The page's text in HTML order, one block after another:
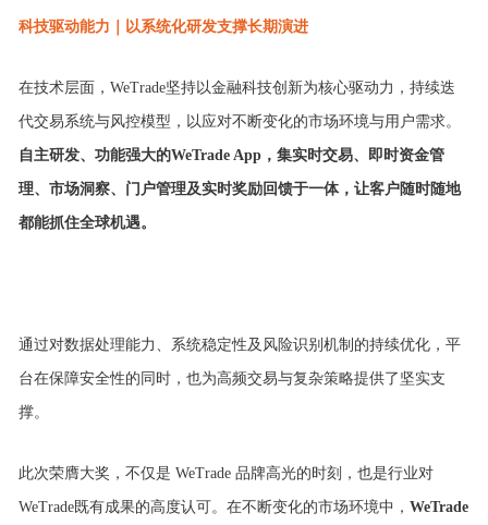
科技驱动能力｜ 以系统化研发支撑长期演进
在技术层面，WeTrade坚持以金融科技创新为核心驱动力，持续迭
代交易系统与风控模型，以应对不断变化的市场环境与用户需求。
自主研发、功能强大的WeTrade App，集实时交易、即时资金管
理、 市场洞察、门户管理及实时奖励回馈于一体，让客户随时随地
都能抓住全球机遇。
通过对数据处理能力、系统稳定性及风险识别机制的持续优化，平
台在保障安全性的同时，也为高频交易与复杂策略提供了坚实支
撑。
此次荣膺大奖，不仅是 WeTrade品牌高光的时刻，也是行业对
WeTrade既有成果的高度认可。 在不断变化的市场环境中， WeTrade